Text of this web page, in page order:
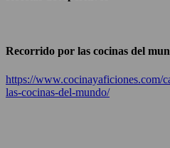
Recorrido por las cocinas del
https://www.cocinayaficiones.com/
las-cocinas-del-mundo/